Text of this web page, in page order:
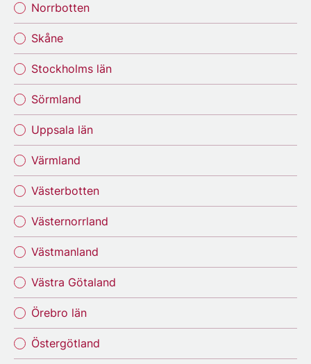
Norrbotten
Skåne
Stockholms län
Sörmland
Uppsala län
Värmland
Västerbotten
Västernorrland
Västmanland
Västra Götaland
Örebro län
Östergötland